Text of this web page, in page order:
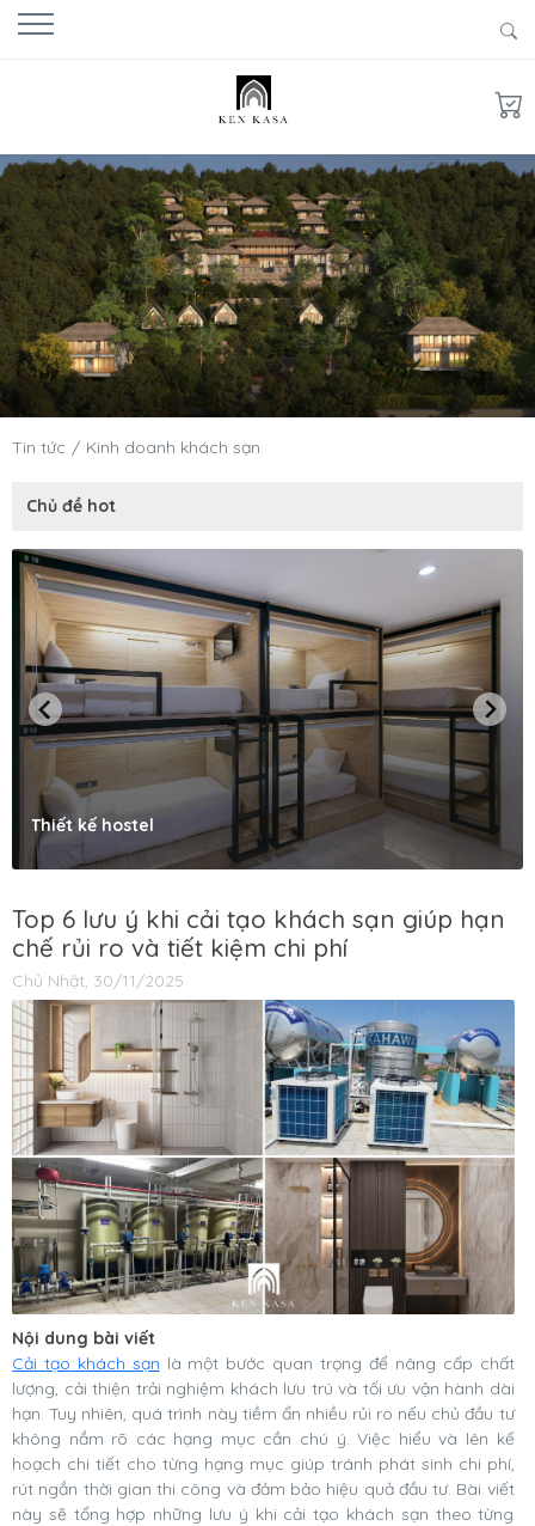
Tin tức Kinh doanh khách sạn
Chủ đề hot
Thiết kế hostel
Top 6 lưu ý khi cải tạo khách sạn giúp hạn
chế rủi ro và tiết kiệm chi phí
Chủ Nhật, 30/11/2025
Nội dung bài viết
Cải tạo khách sạn là một bước quan trọng để nâng cấp chất
lượng, cải thiện trải nghiệm khách lưu trú và tối ưu vận hành dài
hạn. Tuy nhiên, quá trình này tiềm ẩn nhiều rủi ro nếu chủ đầu tư
không nắm rõ các hạng mục cần chú ý. Việc hiểu và lên kế
hoạch chi tiết cho từng hạng mục giúp tránh phát sinh chi phí,
rút ngắn thời gian thi công và đảm bảo hiệu quả đầu tư. Bài viết
này sẽ tổng hợp những lưu ý khi cải tạo khách sạn theo từng